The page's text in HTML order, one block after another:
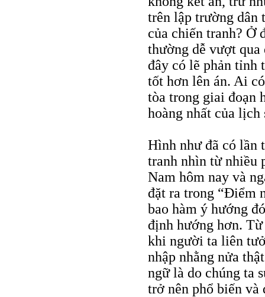
trên lập trường dân
của chiến tranh? Ở
thường dễ vượt
đây có lẽ phản tỉnh
tốt hơn lên án. Ai
tòa trong giai đoạn
hoàng nhất của
Hình như đã có lần
tranh nhìn từ nhiều
Nam hôm nay và
đặt ra trong “Điểm
bao hàm ý hướng
định hướng hơn.
khi người ta liên
nhập nhằng nửa
ngữ là do chúng ta
trở nên phổ biến và